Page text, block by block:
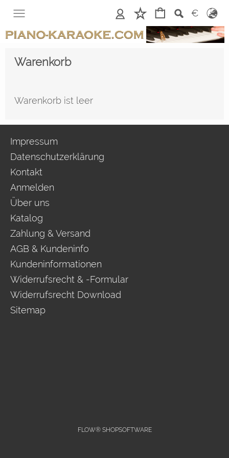
Anmelden
Merkliste €
Warenkorb
Warenkorb ist leer
Impressum
Datenschutzerklärung
Kontakt
Anmelden
Über uns
Katalog
Zahlung & Versand
AGB & Kundeninfo
Kundeninformationen
Widerrufsrecht & -Formular
Widerrufsrecht Download
Sitemap
FLOW® SHOPSOFTWARE